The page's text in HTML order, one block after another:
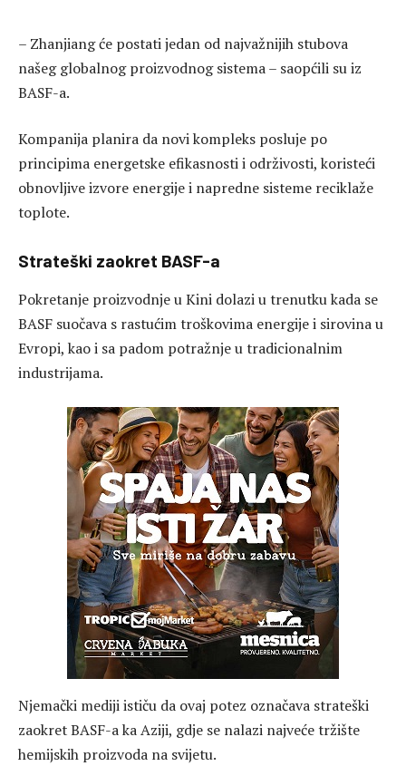
– Zhanjiang će postati jedan od najvažnijih stubova
našeg globalnog proizvodnog sistema – saopćili su iz
BASF-a.
Kompanija planira da novi kompleks posluje po
principima energetske efikasnosti i održivosti, koristeći
obnovljive izvore energije i napredne sisteme reciklaže
toplote.
Strateški zaokret BASF-a
Pokretanje proizvodnje u Kini dolazi u trenutku kada se
BASF suočava s rastućim troškovima energije i sirovina u
Evropi, kao i sa padom potražnje u tradicionalnim
industrijama.
Njemački mediji ističu da ovaj potez označava strateški
zaokret BASF-a ka Aziji, gdje se nalazi najveće tržište
hemijskih proizvoda na svijetu.